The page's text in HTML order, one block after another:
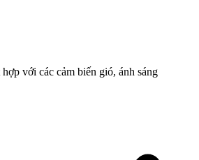
với các cảm biến gió, ánh sáng